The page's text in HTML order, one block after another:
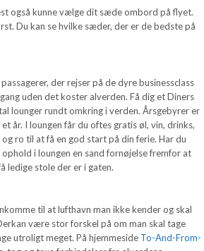
også kunne vælge dit sæde ombord på flyet.
Du kan se hvilke sæder, der er de bedste på
der rejser på de dyre businessclass
uden det koster alverden. Få dig et Diners
lounger rundt omkring i verden. Årsgebyrer er
år. I loungen får du oftes gratis øl, vin, drinks,
ro til at få en god start på din ferie. Har du
i loungen en sand fornøjelse fremfor at
ledige stole der er i gaten.
til at lufthavn man ikke kender og skal
være stor forskel på om man skal tage
utroligt meget. På hjemmeside To-And-From-